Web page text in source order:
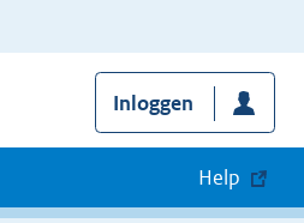
Inloggen
Help